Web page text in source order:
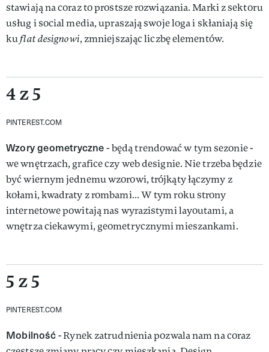
stawiają na coraz to prostsze rozwiązania. Marki z sektoru
usług i social media, upraszają swoje loga i skłaniają się
kuflat designowi, zmniejszając liczbę elementów.
4 z 5
PINTEREST.COM
Wzory geometryczne- będą trendować w tym sezonie -
we wnętrzach, grafice czy web designie. Nie trzeba będzie
być wiernym jednemu wzorowi, trójkąty łączymy z
kołami, kwadraty z rombami… W tym roku strony
internetowe powitają nas wyrazistymi layoutami, a
wnętrza ciekawymi, geometrycznymi mieszankami.
5 z 5
PINTEREST.COM
Mobilność -Rynek zatrudnienia pozwala nam na coraz